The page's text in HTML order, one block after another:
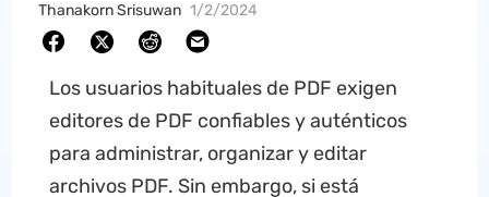
Thanakorn Srisuwan 1/2/2024
Los usuarios habituales de PDF exigen
editores de PDF confiables y auténticos
para administrar, organizar y editar
archivos PDF. Sin embargo, si está